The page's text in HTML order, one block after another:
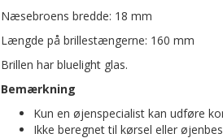
Næsebroens bredde: 18 mm
Længde på brillestængerne: 160 mm
Brillen har bluelight glas.
Bemærkning
Kun en øjenspecialist kan udføre
Ikke beregnet til kørsel eller